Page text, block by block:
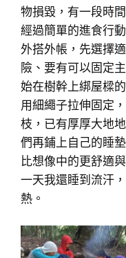
物損毀，有一段時
經過簡單的進食行
外搭外帳，先選擇
險、要有可以固定
始在樹幹上綁屋樑
用細繩子拉伸固定
枝，已有厚厚大地
們再鋪上自己的睡
比想像中的更舒適
一天我還睡到流汗
熱。